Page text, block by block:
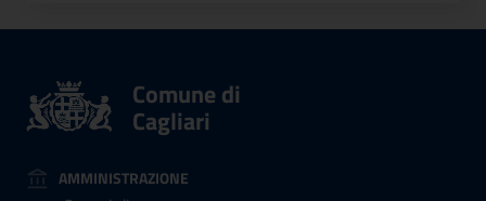
Comune di
Cagliari
AMMINISTRAZIONE